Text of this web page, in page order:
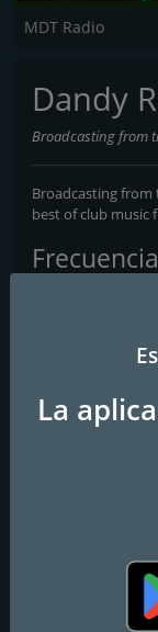
MDT Radio
Dandy
Broadcasting from
Broadcasting from
best of club music
Contactos
Teléfono:0034
La